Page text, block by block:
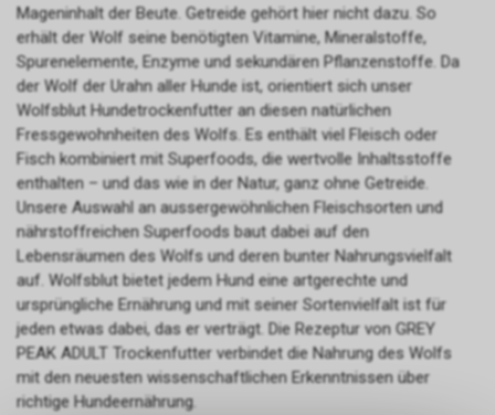
Mageninhalt der Beute. Getreide gehört hier nicht dazu. So
erhält der Wolf seine benötigten Vitamine, Mineralstoffe,
Spurenelemente, Enzyme und sekundären Pflanzenstoffe. Da
der Wolf der Urahn aller Hunde ist, orientiert sich unser
Wolfsblut Hundetrockenfutter an diesen natürlichen
Fressgewohnheiten des Wolfs. Es enthält viel Fleisch oder
Fisch kombiniert mit Superfoods, die wertvolle Inhaltsstoffe
enthalten – und das wie in der Natur, ganz ohne Getreide.
Unsere Auswahl an aussergewöhnlichen Fleischsorten und
nährstoffreichen Superfoods baut dabei auf den
Lebensräumen des Wolfs und deren bunter Nahrungsvielfalt
auf. Wolfsblut bietet jedem Hund eine artgerechte und
ursprüngliche Ernährung und mit seiner Sortenvielfalt ist für
jeden etwas dabei, das er verträgt. Die Rezeptur von GREY
PEAK ADULT Trockenfutter verbindet die Nahrung des Wolfs
mit den neuesten wissenschaftlichen Erkenntnissen über
richtige Hundeernährung.